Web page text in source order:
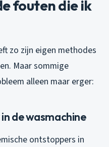
fouten die ik
zo zijn eigen methodes
Maar sommige
alleen maar erger:
de wasmachine
ontstoppers in